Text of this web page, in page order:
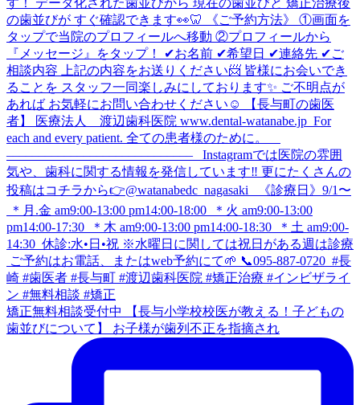
矯正無料相談受付中 【長与小学校校医が教える！子どもの
歯並びについて】 お子様が歯列不正を指摘され